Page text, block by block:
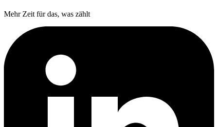
Mehr Zeit für das, was zählt